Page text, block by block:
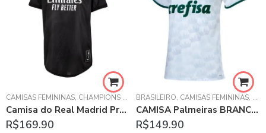
DA GAMA
CAMISAS FEMININAS, CHAMPIONS LEAGUE ,LA LIGA ESPANHOLA,REAL
Camisa do Real Madrid Preta 2022 – Feminina
R$169.90
BRASILEIRO, CAMISAS FEMININAS,
CAMISA Palmeiras BRANCA 21/22 – FEMININA
R$149.90